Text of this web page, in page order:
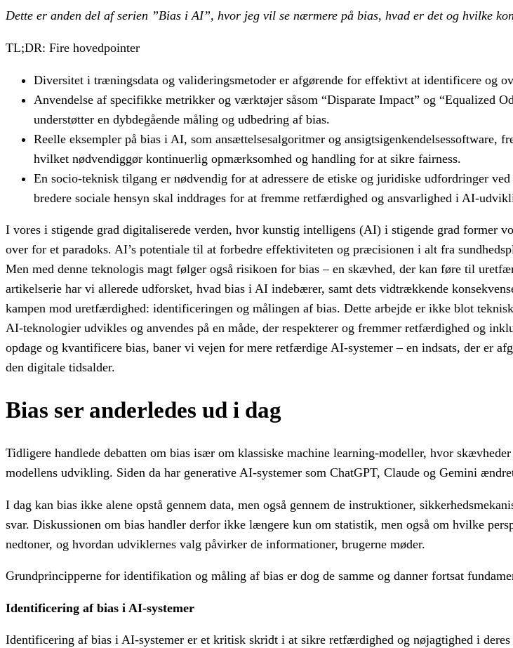
Det­te er anden del af se­ri­en ”Bias i AI”, hvor jeg vil se nær­me­re på bias, hvad er det og hvil­ke
TL;DR: Fire hovedpointer
Diversitet i træningsdata og valideringsmetoder er afgørende for effektivt at identificere og
Anvendelse af specifikke metrikker og værktøjer såsom “Disparate Impact” og “Equalized
understøtter en dybdegående måling og udbedring af bias.
Reelle eksempler på bias i AI, som ansættelsesalgoritmer og ansigtsigenkendelsessoftware,
hvilket nødvendiggør kontinuerlig opmærksomhed og handling for at sikre fairness.
En socio-teknisk tilgang er nødvendig for at adressere de etiske og juridiske udfordringer
bredere sociale hensyn skal inddrages for at fremme retfærdighed og ansvarlighed i AI-
I vores i stigende grad digitaliserede verden, hvor kunstig intelligens (AI) i stigende grad former
over for et paradoks. AI’s potentiale til at forbedre effektiviteten og præcisionen i alt fra
Men med denne teknologis magt følger også risikoen for bias – en skævhed, der kan føre til
artikelserie har vi allerede udforsket, hvad bias i AI indebærer, samt dets vidtrækkende
kampen mod uretfærdighed: identificeringen og målingen af bias. Dette arbejde er ikke blot
AI-teknologier udvikles og anvendes på en måde, der respekterer og fremmer retfærdighed og
opdage og kvantificere bias, baner vi vejen for mere retfærdige AI-systemer – en indsats, der er
den digitale tidsalder.
Bias ser anderledes ud i dag
Tidligere handlede debatten om bias især om klassiske machine learning-modeller, hvor
modellens udvikling. Siden da har generative AI-systemer som ChatGPT, Claude og Gemini
I dag kan bias ikke alene opstå gennem data, men også gennem de instruktioner,
svar. Diskussionen om bias handler derfor ikke længere kun om statistik, men også om hvilke
nedtoner, og hvordan udviklernes valg påvirker de informationer, brugerne møder.
Grundprincipperne for identifikation og måling af bias er dog de samme og danner fortsat
Identificering af bias i AI-systemer
Identificering af bias i AI-systemer er et kritisk skridt i at sikre retfærdighed og nøjagtighed i deres